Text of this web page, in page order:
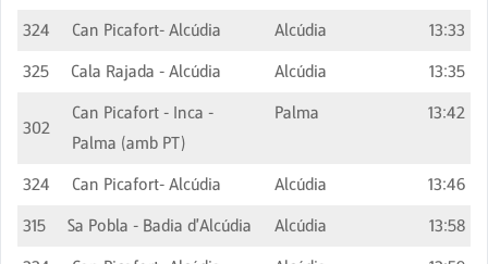
324 Can Picafort- Alcúdia Alcúdia
13:33
325
Cala Rajada - Alcúdia Alcúdia 13:35
302
Can Picafort - Inca -
Palma (amb PT)
Palma 13:42
324 Can Picafort- Alcúdia Alcúdia
13:46
315
Sa Pobla - Badia d'Alcúdia Alcúdia
13:58